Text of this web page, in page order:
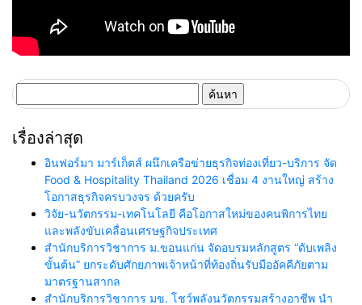
สำหรับ:
เรื่องล่าสุด
อินฟอร์มา มาร์เก็ตส์ ผนึกเครือข่ายธุรกิจท่องเที่ยว-บริการ จัด
Food & Hospitality Thailand 2026 เชื่อม 4 งานใหญ่ สร้าง
โอกาสธุรกิจครบวงจร ด้วยครับ
วิจัย-นวัตกรรม-เทคโนโลยี คือโอกาสใหม่ของคนพิการไทย
และพลังขับเคลื่อนเศรษฐกิจประเทศ
สำนักบริการวิชาการ ม.ขอนแก่น จัดอบรมหลักสูตร “ดับเพลิง
ขั้นต้น” ยกระดับศักยภาพเจ้าหน้าที่ท้องถิ่นรับมืออัคคีภัยตาม
มาตรฐานสากล
สำนักบริการวิชาการ มข. โชว์พลังนวัตกรรมสร้างอาชีพ นำ